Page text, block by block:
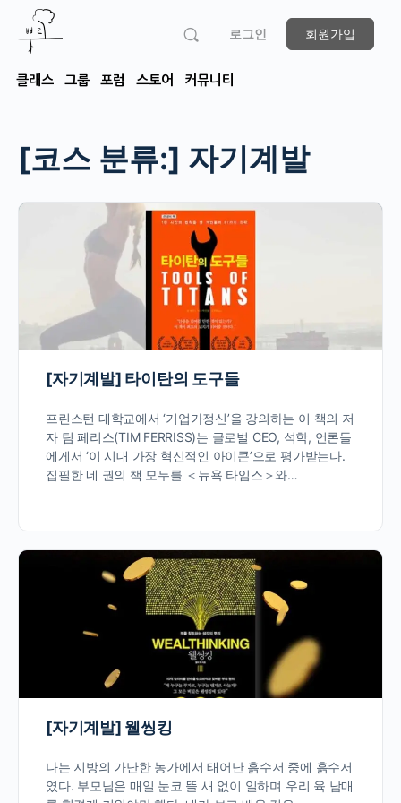
로그인 회원가입
클래스 그룹 포럼 스토어 커뮤니티
[코스 분류:] 자기계발
[자기계발] 타이탄의 도구들
프린스턴 대학교에서 ‘기업가정신’을 강의하는 이 책의 저
자 팀 페리스(TIM FERRISS)는 글로벌 CEO, 석학, 언론들
에게서 ‘이 시대 가장 혁신적인 아이콘’으로 평가받는다.
집필한 네 권의 책 모두를 ＜뉴욕 타임스＞와…
[자기계발] 웰씽킹
나는 지방의 가난한 농가에서 태어난 흙수저 중에 흙수저
였다. 부모님은 매일 눈코 뜰 새 없이 일하며 우리 육 남매